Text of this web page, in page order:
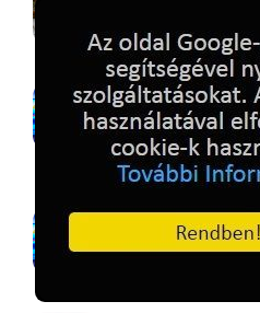
2 hónapja ezelőtt
Hírek / Adó 1%
2 hónapja ezelőtt
Hírek / Hova